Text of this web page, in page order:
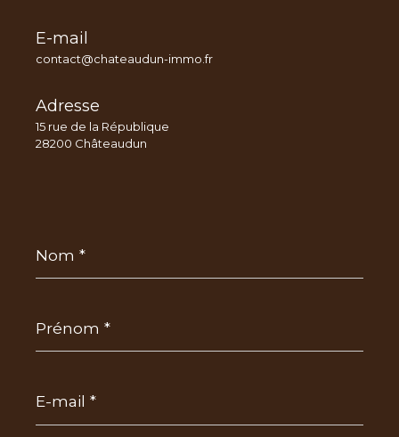
E-mail
contact@chateaudun-immo.fr
Adresse
15 rue de la République
28200 Châteaudun
*
mail
*